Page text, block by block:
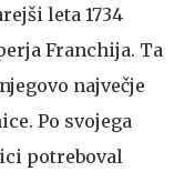
leta 1734
Franchija. Ta
največje
Po svojega
potreboval